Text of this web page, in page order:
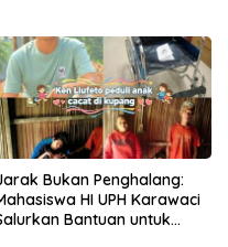
Bukan Penghalang:
HI UPH Karawaci
Bantuan untuk